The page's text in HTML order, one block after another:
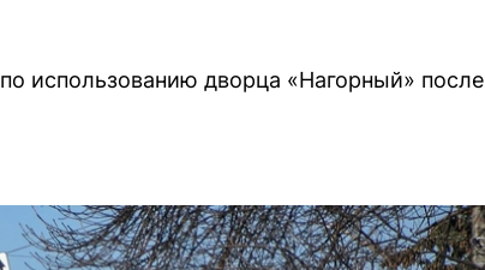
использованию дворца «Нагорный» после